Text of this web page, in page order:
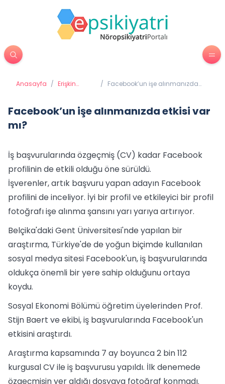
Anasayfa / Erişkin
/ Facebook’un işe alınmanızda
Facebook’un işe alınmanızda etkisi var
mı?
İş başvurularında özgeçmiş (CV) kadar Facebook
profilinin de etkili olduğu öne sürüldü.
İşverenler, artık başvuru yapan adayın Facebook
profilini de inceliyor. İyi bir profil ve etkileyici bir profil
fotoğrafı işe alınma şansını yarı yarıya artırıyor.
Belçika'daki Gent Üniversitesi'nde yapılan bir
araştırma, Türkiye'de de yoğun biçimde kullanılan
sosyal medya sitesi Facebook'un, iş başvurularında
oldukça önemli bir yere sahip olduğunu ortaya
koydu.
Sosyal Ekonomi Bölümü öğretim üyelerinden Prof.
Stijn Baert ve ekibi, iş başvurularında Facebook'un
etkisini araştırdı.
Araştırma kapsamında 7 ay boyunca 2 bin 112
kurgusal CV ile iş başvurusu yapıldı. İlk denemede
özgeçmişin yer aldığı dosyaya fotoğraf konmadı.